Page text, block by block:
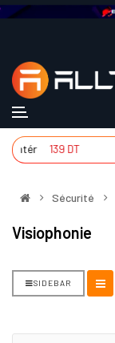
d'intér 139 DT
Sécurité
Visiophonie
SIDEBAR